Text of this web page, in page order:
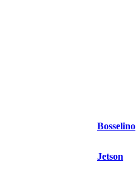
Bosselino
Jetson